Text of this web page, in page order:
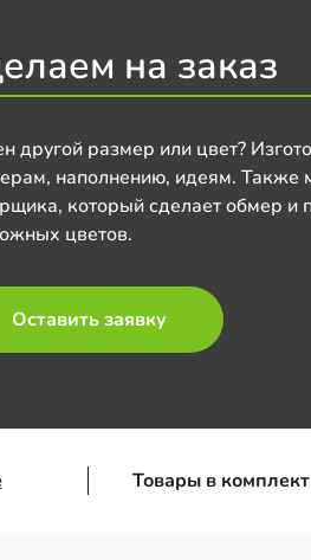
на заказ
другой размер или цвет?
наполнению, идеям. Также
который сделает обмер и
цветов.
Оставить заявку
Товары в комплект